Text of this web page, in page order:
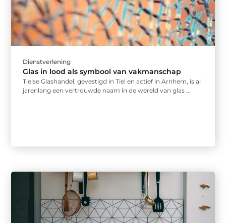
Dienstverlening
Glas in lood als symbool van vakmanschap
Tielse Glashandel, gevestigd in Tiel en actief in Arnhem, is al
jarenlang een vertrouwde naam in de wereld van glas ...